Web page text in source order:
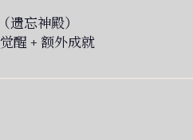
遗忘神殿）
醒 + 额外成就